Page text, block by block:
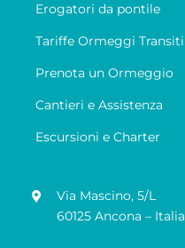
Erogatori da pontile
Tariffe Ormeggi Transiti
Prenota un Ormeggio
Cantieri e Assistenza
Escursioni e Charter
Via Mascino, 5/L
60125 Ancona – Italia